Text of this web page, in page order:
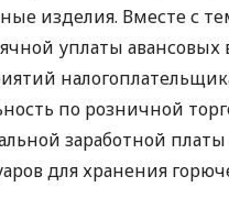
изделия. Вместе с
уплаты авансовых
по розничной
заработной платы
для хранения